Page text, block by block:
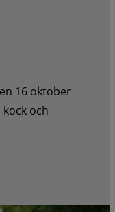
16 oktober
och